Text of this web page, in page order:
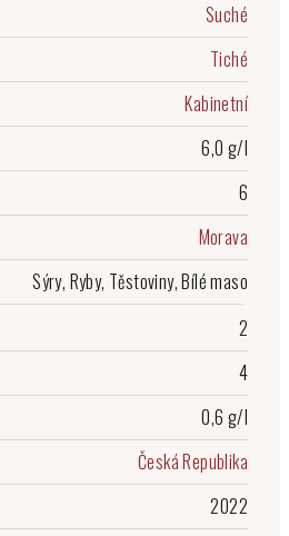
Suché
Tiché
Kabinetní
6,0 g/l
6
Morava
Sýry, Ryby, Těstoviny, Bílé maso
2
4
0,6 g/l
Česká Republika
2022